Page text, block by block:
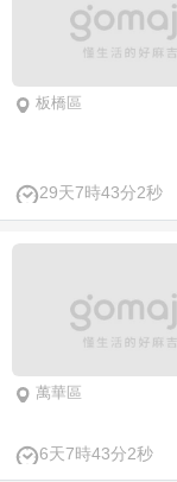
板橋區
29天7時43分2秒
萬華區
6天7時43分2秒